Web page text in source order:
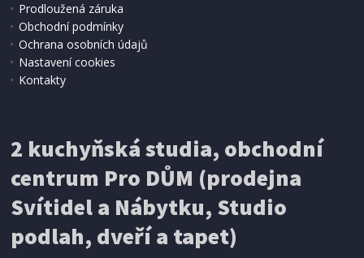
Prodloužená záruka
Obchodní podmínky
Ochrana osobních údajů
Nastavení cookies
Kontakty
2 kuchyňská studia, obchodní
centrum Pro DŮM (prodejna
Svítidel a Nábytku, Studio
podlah, dveří a tapet)